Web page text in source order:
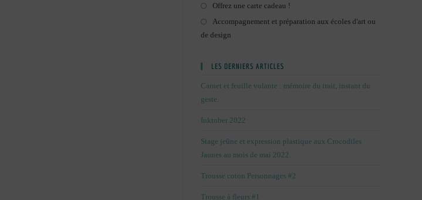
Offrez une carte cadeau !
Accompagnement et préparation aux écoles d'art ou
de design
LES DERNIERS ARTICLES
Carnet et feuille volante : mémoire du trait, instant du
geste.
Inktober 2022
Stage jeûne et expression plastique aux Crocodiles
Jaunes au mois de mai 2022.
Trousse coton Personnages #2
Trousse à fleurs #1